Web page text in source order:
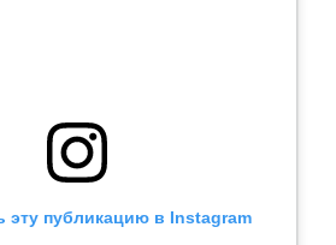
эту публикацию в Instagram